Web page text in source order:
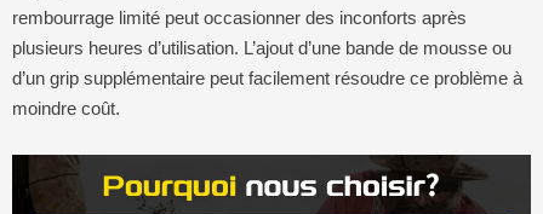
rembourrage limité peut occasionner des inconforts après
plusieurs heures d’utilisation. L’ajout d’une bande de mousse ou
d’un grip supplémentaire peut facilement résoudre ce problème à
moindre coût.